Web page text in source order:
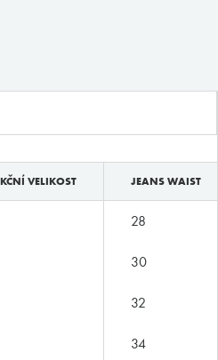
VELIKOST JEANS WAIST
28
30
32
34